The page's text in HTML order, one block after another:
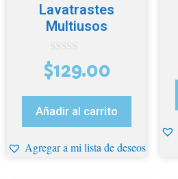
Lavatrastes
Multiusos
0
d
e
$129.00
Añadir al carrito
Agregar a mi lista de deseos